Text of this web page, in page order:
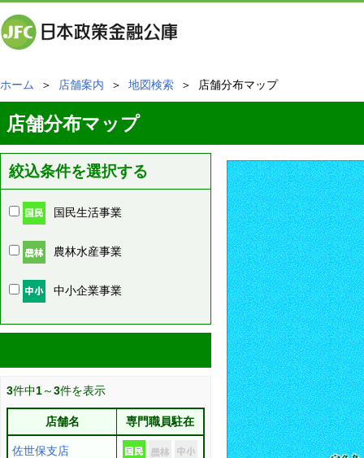
ホーム ＞ 店舗案内 ＞ 地図検索 ＞ 店舗分布マップ
店舗分布マップ
絞込条件を選択する
国民生活事業
農林水産事業
中小企業事業
3件中1～3件を表示
店舗名 専門職員駐在
佐世保支店